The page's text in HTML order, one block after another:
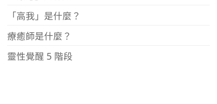
「高我」是什麼？
療癒師是什麼？
靈性覺醒 5 階段